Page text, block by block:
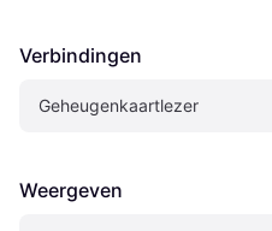
Verbindingen
Geheugenkaartlezer
Weergeven